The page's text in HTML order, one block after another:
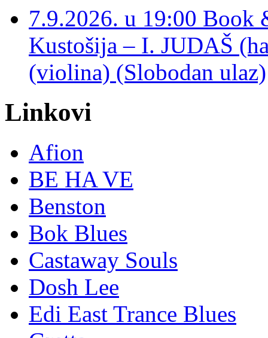
7.9.2026. u 19:00 Book
Kustošija – I. JUDAŠ
(violina) (Slobodan ulaz)
Linkovi
Afion
BE HA VE
Benston
Bok Blues
Castaway Souls
Dosh Lee
Edi East Trance Blues